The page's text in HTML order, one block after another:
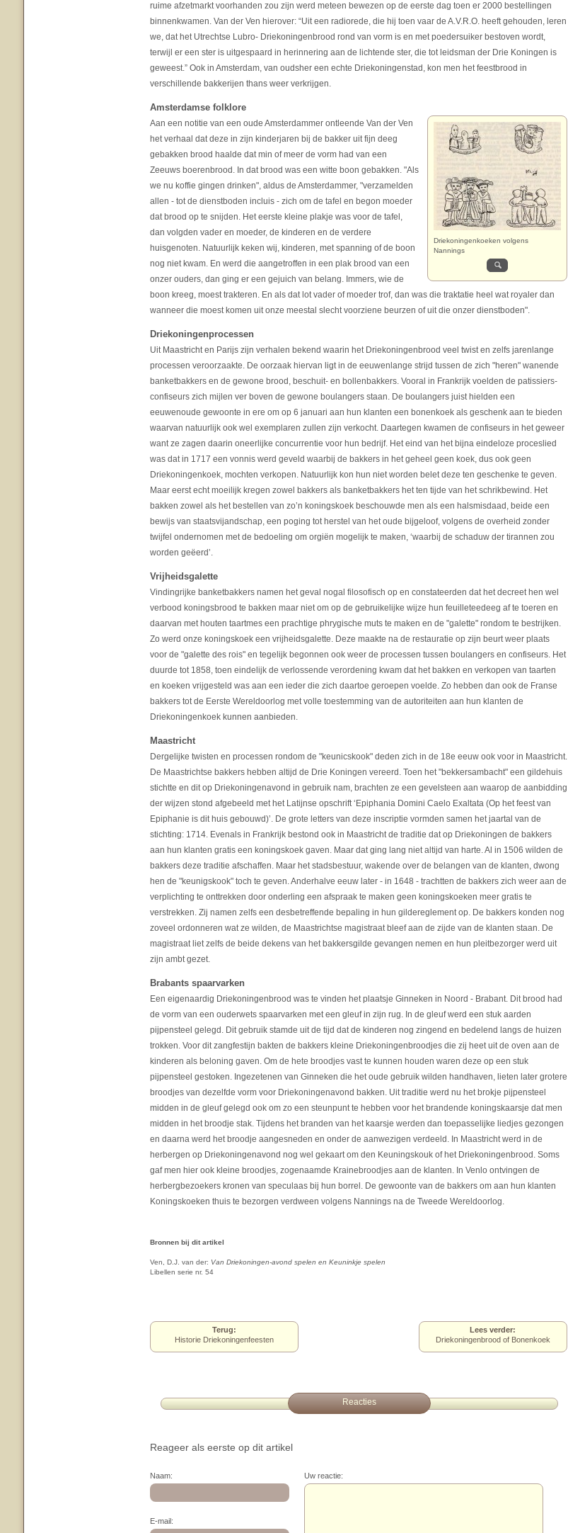
ruime afzetmarkt voorhanden zou zijn werd meteen bewezen op de eerste dag toen er 2000 bestellingen
binnenkwamen. Van der Ven hierover: “Uit een radiorede, die hij toen vaar de A.V.R.O. heeft gehouden, leren
we, dat het Utrechtse Lubro- Driekoningenbrood rond van vorm is en met poedersuiker bestoven wordt,
terwijl er een ster is uitgespaard in herinnering aan de lichtende ster, die tot leidsman der Drie Koningen is
geweest.” Ook in Amsterdam, van oudsher een echte Driekoningenstad, kon men het feestbrood in
verschillende bakkerijen thans weer verkrijgen.
Amsterdamse folklore
Driekoningenkoeken volgens
Nannings
Aan een notitie van een oude Amsterdammer ontleende Van der Ven
het verhaal dat deze in zijn kinderjaren bij de bakker uit fijn deeg
gebakken brood haalde dat min of meer de vorm had van een
Zeeuws boerenbrood. In dat brood was een witte boon gebakken. "Als
we nu koffie gingen drinken", aldus de Amsterdammer, "verzamelden
allen - tot de dienstboden incluis - zich om de tafel en begon moeder
dat brood op te snijden. Het eerste kleine plakje was voor de tafel,
dan volgden vader en moeder, de kinderen en de verdere
huisgenoten. Natuurlijk keken wij, kinderen, met spanning of de boon
nog niet kwam. En werd die aangetroffen in een plak brood van een
onzer ouders, dan ging er een gejuich van belang. Immers, wie de
boon kreeg, moest trakteren. En als dat lot vader of moeder trof, dan was die traktatie heel wat royaler dan
wanneer die moest komen uit onze meestal slecht voorziene beurzen of uit die onzer dienstboden".
Driekoningenprocessen
Uit Maastricht en Parijs zijn verhalen bekend waarin het Driekoningenbrood veel twist en zelfs jarenlange
processen veroorzaakte. De oorzaak hiervan ligt in de eeuwenlange strijd tussen de zich "heren" wanende
banketbakkers en de gewone brood, beschuit- en bollenbakkers. Vooral in Frankrijk voelden de patissiers-
confiseurs zich mijlen ver boven de gewone boulangers staan. De boulangers juist hielden een
eeuwenoude gewoonte in ere om op 6 januari aan hun klanten een bonenkoek als geschenk aan te bieden
waarvan natuurlijk ook wel exemplaren zullen zijn verkocht. Daartegen kwamen de confiseurs in het geweer
want ze zagen daarin oneerlijke concurrentie voor hun bedrijf. Het eind van het bijna eindeloze proceslied
was dat in 1717 een vonnis werd geveld waarbij de bakkers in het geheel geen koek, dus ook geen
Driekoningenkoek, mochten verkopen. Natuurlijk kon hun niet worden belet deze ten geschenke te geven.
Maar eerst echt moeilijk kregen zowel bakkers als banketbakkers het ten tijde van het schrikbewind. Het
bakken zowel als het bestellen van zo’n koningskoek beschouwde men als een halsmisdaad, beide een
bewijs van staatsvijandschap, een poging tot herstel van het oude bijgeloof, volgens de overheid zonder
twijfel ondernomen met de bedoeling om orgiën mogelijk te maken, ‘waarbij de schaduw der tirannen zou
worden geëerd’.
Vrijheidsgalette
Vindingrijke banketbakkers namen het geval nogal filosofisch op en constateerden dat het decreet hen wel
verbood koningsbrood te bakken maar niet om op de gebruikelijke wijze hun feuilleteedeeg af te toeren en
daarvan met houten taartmes een prachtige phrygische muts te maken en de "galette" rondom te bestrijken.
Zo werd onze koningskoek een vrijheidsgalette. Deze maakte na de restauratie op zijn beurt weer plaats
voor de "galette des rois" en tegelijk begonnen ook weer de processen tussen boulangers en confiseurs. Het
duurde tot 1858, toen eindelijk de verlossende verordening kwam dat het bakken en verkopen van taarten
en koeken vrijgesteld was aan een ieder die zich daartoe geroepen voelde. Zo hebben dan ook de Franse
bakkers tot de Eerste Wereldoorlog met volle toestemming van de autoriteiten aan hun klanten de
Driekoningenkoek kunnen aanbieden.
Maastricht
Dergelijke twisten en processen rondom de "keunicskook" deden zich in de 18e eeuw ook voor in Maastricht.
De Maastrichtse bakkers hebben altijd de Drie Koningen vereerd. Toen het "bekkersambacht" een gildehuis
stichtte en dit op Driekoningenavond in gebruik nam, brachten ze een gevelsteen aan waarop de aanbidding
der wijzen stond afgebeeld met het Latijnse opschrift ‘Epiphania Domini Caelo Exaltata (Op het feest van
Epiphanie is dit huis gebouwd)’. De grote letters van deze inscriptie vormden samen het jaartal van de
stichting: 1714. Evenals in Frankrijk bestond ook in Maastricht de traditie dat op Driekoningen de bakkers
aan hun klanten gratis een koningskoek gaven. Maar dat ging lang niet altijd van harte. Al in 1506 wilden de
bakkers deze traditie afschaffen. Maar het stadsbestuur, wakende over de belangen van de klanten, dwong
hen de "keunigskook" toch te geven. Anderhalve eeuw later - in 1648 - trachtten de bakkers zich weer aan de
verplichting te onttrekken door onderling een afspraak te maken geen koningskoeken meer gratis te
verstrekken. Zij namen zelfs een desbetreffende bepaling in hun gildereglement op. De bakkers konden nog
zoveel ordonneren wat ze wilden, de Maastrichtse magistraat bleef aan de zijde van de klanten staan. De
magistraat liet zelfs de beide dekens van het bakkersgilde gevangen nemen en hun pleitbezorger werd uit
zijn ambt gezet.
Brabants spaarvarken
Een eigenaardig Driekoningenbrood was te vinden het plaatsje Ginneken in Noord - Brabant. Dit brood had
de vorm van een ouderwets spaarvarken met een gleuf in zijn rug. In de gleuf werd een stuk aarden
pijpensteel gelegd. Dit gebruik stamde uit de tijd dat de kinderen nog zingend en bedelend langs de huizen
trokken. Voor dit zangfestijn bakten de bakkers kleine Driekoningenbroodjes die zij heet uit de oven aan de
kinderen als beloning gaven. Om de hete broodjes vast te kunnen houden waren deze op een stuk
pijpensteel gestoken. Ingezetenen van Ginneken die het oude gebruik wilden handhaven, lieten later grotere
broodjes van dezelfde vorm voor Driekoningenavond bakken. Uit traditie werd nu het brokje pijpensteel
midden in de gleuf gelegd ook om zo een steunpunt te hebben voor het brandende koningskaarsje dat men
midden in het broodje stak. Tijdens het branden van het kaarsje werden dan toepasselijke liedjes gezongen
en daarna werd het broodje aangesneden en onder de aanwezigen verdeeld. In Maastricht werd in de
herbergen op Driekoningenavond nog wel gekaart om den Keuningskouk of het Driekoningenbrood. Soms
gaf men hier ook kleine broodjes, zogenaamde Krainebroodjes aan de klanten. In Venlo ontvingen de
herbergbezoekers kronen van speculaas bij hun borrel. De gewoonte van de bakkers om aan hun klanten
Koningskoeken thuis te bezorgen verdween volgens Nannings na de Tweede Wereldoorlog.
Bronnen bij dit artikel
Ven, D.J. van der: Van Driekoningen-avond spelen en Keuninkje spelen
Libellen serie nr. 54
Terug:
Historie Driekoningenfeesten
Lees verder:
Driekoningenbrood of Bonenkoek
Reacties
Reageer als eerste op dit artikel
Naam:
E-mail:
Uw reactie: